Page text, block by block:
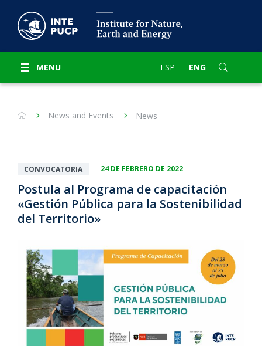
MENU ESP ENG
News and Events News
CONVOCATORIA 24 DE FEBRERO DE 2022
Postula al Programa de capacitación
«Gestión Pública para la Sostenibilidad
del Territorio»